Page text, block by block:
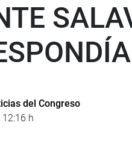
del Congreso
h